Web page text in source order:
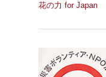
花の力 for Japan